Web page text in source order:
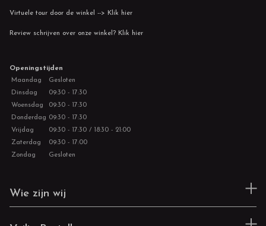
Virtuele tour door de winkel --> Klik hier
Review schrijven over onze winkel? Klik hier
Openingstijden
Maandag
Gesloten
Dinsdag
09:30 - 17:30
Woensdag
09:30 - 17:30
Donderdag 09:30 - 17:30
Vrijdag
09:30 - 17:30 / 18:30 - 21:00
Zaterdag
09:30 - 17:00
Zondag
Gesloten
Wie zijn wij